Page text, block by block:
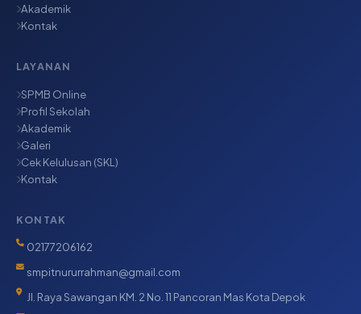
Akademik
Kontak
LAYANAN
SPMB Online
Profil Sekolah
Akademik
Galeri
Cek Kelulusan (SKL)
Kontak
KONTAK
02177206162
smpitnururrahman@gmail.com
Jl. Raya Sawangan KM. 2 No. 11 Pancoran Mas Kota Depok